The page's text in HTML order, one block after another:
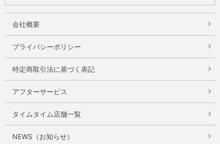
会社概要
プライバシーポリシー
特定商取引法に基づく表記
アフターサービス
タイムタイム店舗一覧
NEWS（お知らせ）